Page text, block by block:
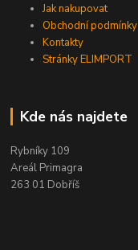
Jak nakupovat
Obchodní podmínky
Kontakty
Stránky ELIMPORT
Kde nás najdete
Rybníky 109
Areál Primagra
263 01 Dobříš